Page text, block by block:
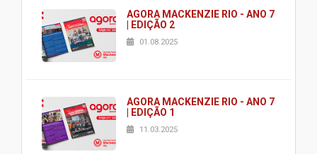
AGORA MACKENZIE RIO - ANO 7
| EDIÇÃO 2
01.08.2025
AGORA MACKENZIE RIO - ANO 7
| EDIÇÃO 1
11.03.2025